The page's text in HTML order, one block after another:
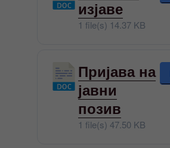
изјаве
1 file(s) 14.37 KB
Пријава на
јавни
позив
1 file(s) 47.50 KB